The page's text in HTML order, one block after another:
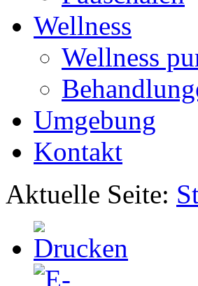
Wellness
Wellness
Umgebung
Kontakt
Aktuelle Seite: